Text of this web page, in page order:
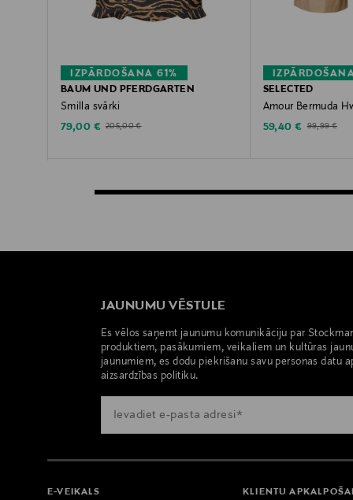
IZPĀRDOŠANA 61%
BAUM UND PFERDGARTEN
Smilla svārki
Discounted Price
79,00 € Original Price
205,00 €
SELECTED
Amour Bermuda
Discounted Price
59,40 € Original Price
99,99 €
JAUNUMU VĒSTULE
Es vēlos saņemt jaunumu komunikāciju par
produktiem, pasākumiem, veikaliem un kultūras
jaunumiem, es dodu piekrišanu savu personas datu
aizsardzības politiku.
E-VEIKALS KLIENTU